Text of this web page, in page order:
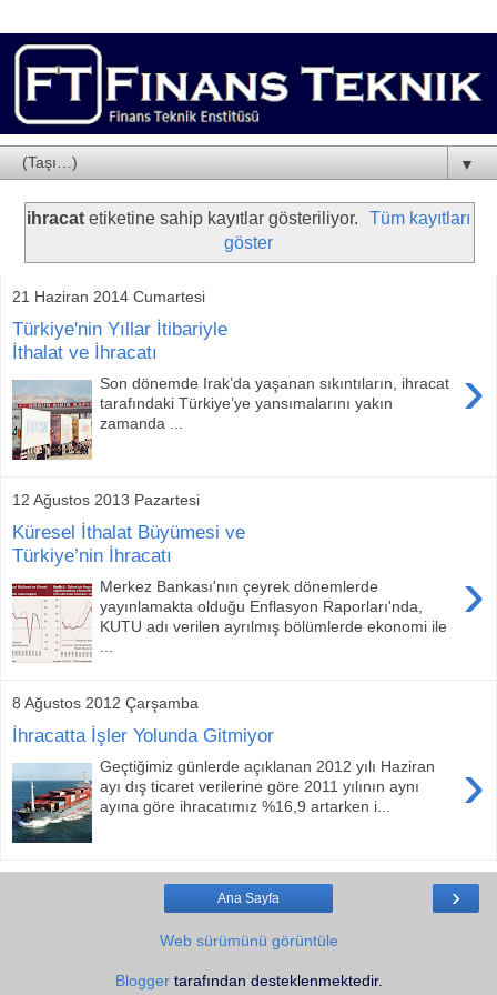
▼
ihracatetiketine sahip kayıtlar gösteriliyor.
Tüm kayıtları
göster
21 Haziran 2014 Cumartesi
Türkiye'nin Yıllar İtibariyle
İthalat ve İhracatı
›
Son dönemde Irak’da yaşanan sıkıntıların, ihracat
tarafındaki Türkiye’ye yansımalarını yakın
zamanda ...
12 Ağustos 2013 Pazartesi
Küresel İthalat Büyümesi ve
Türkiye’nin İhracatı
›
Merkez Bankası'nın çeyrek dönemlerde
yayınlamakta olduğu Enflasyon Raporları'nda,
KUTU adı verilen ayrılmış bölümlerde ekonomi ile
...
8 Ağustos 2012 Çarşamba
İhracatta İşler Yolunda Gitmiyor
›
Geçtiğimiz günlerde açıklanan 2012 yılı Haziran
ayı dış ticaret verilerine göre 2011 yılının aynı
ayına göre ihracatımız %16,9 artarken i...
›
Ana Sayfa
Web sürümünü görüntüle
Bloggertarafından desteklenmektedir.